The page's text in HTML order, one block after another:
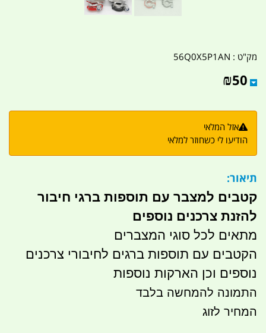
מק"ט : 56Q0X5P1AN
₪50
אזל המלאי
הודיעו לי כשחוזר למלאי
תיאור:
קטבים למצבר עם תוספות ברגי חיבור
להזנת צרכנים נוספים
מתאים לכל סוגי המצברים
הקטבים עם תוספות ברגים לחיבורי צרכנים
נוספים וכן הארקות נוספות
התמונה להמחשה בלבד
המחיר לזוג